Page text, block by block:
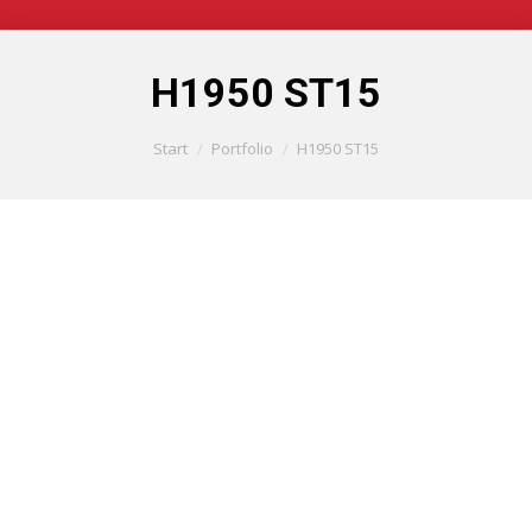
H1950 ST15
Sie befinden sich hier:
Start Portfolio H1950 ST15